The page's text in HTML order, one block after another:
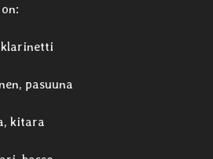
klarinetti
pasuuna
kitara